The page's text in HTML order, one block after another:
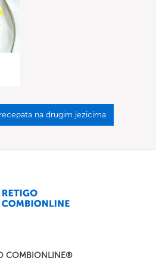
na drugim jezicima
COMBIONLINE®